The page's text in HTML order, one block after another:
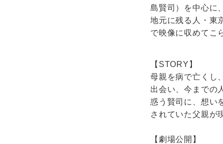
島賢司）を中心に、
地元に残る人・東
で映像に収めてこ
【STORY】
母親を病で亡くし
出会い、今までの
惑う賢司に、想い
されていた父親が
【劇場公開】